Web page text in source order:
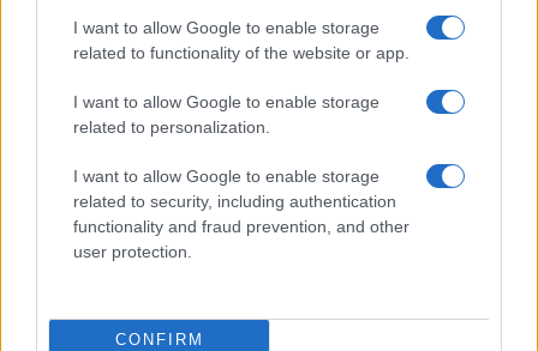
I want to allow Google to enable storage
related to functionality of the website or app.
I want to allow Google to enable storage
related to personalization.
I want to allow Google to enable storage
related to security, including authentication
functionality and fraud prevention, and other
user protection.
CONFIRM